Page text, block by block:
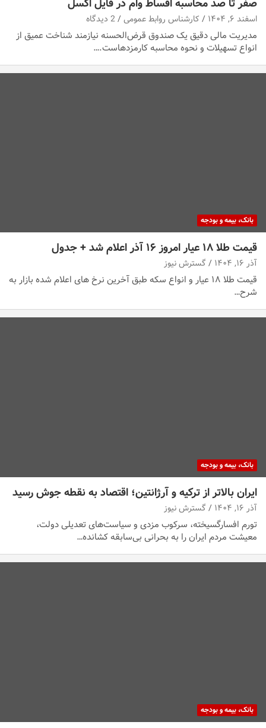
اسفند ۶, ۱۴۰۴ کارشناس روابط عمومی 2 دیدگاه
مدیریت مالی دقیق یک صندوق قرض‌الحسنه نیازمند شناخت عمیق از
انواع تسهیلات و نحوه محاسبه کارمزدهاست.…
بانک، بیمه و بودجه
قیمت طلا ۱۸ عیار امروز ۱۶ آذر اعلام شد + جدول
آذر ۱۶, ۱۴۰۴ گسترش نیوز
قیمت طلا ۱۸ عیار و انواع سکه طبق آخرین نرخ های اعلام شده بازار به
شرح…
بانک، بیمه و بودجه
ایران بالاتر از ترکیه و آرژانتین؛ اقتصاد به نقطه جوش رسید
آذر ۱۶, ۱۴۰۴ گسترش نیوز
تورم افسارگسیخته، سرکوب مزدی و سیاست‌های تعدیلی دولت،
معیشت مردم ایران را به بحرانی بی‌سابقه کشانده…
بانک، بیمه و بودجه